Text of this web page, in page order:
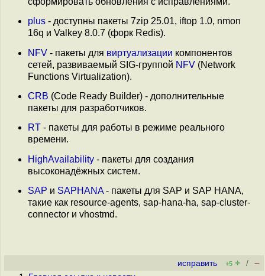
plus - доступны пакеты 7zip 25.01, iftop 1.0, nmon
16q и Valkey 8.0.7 (форк Redis).
NFV - пакеты для виртуализации компонентов
сетей, развиваемый SIG-группой NFV (Network
Functions Virtualization).
CRB (Code Ready Builder) - дополнительные
пакеты для разработчиков.
RT - пакеты для работы в режиме реального
времени.
HighAvailability - пакеты для создания
высоконадёжных систем.
SAP и SAPHANA - пакеты для SAP и SAP HANA,
такие как resource-agents, sap-hana-ha, sap-cluster-
connector и vhostmd.
исправить +5 + / –